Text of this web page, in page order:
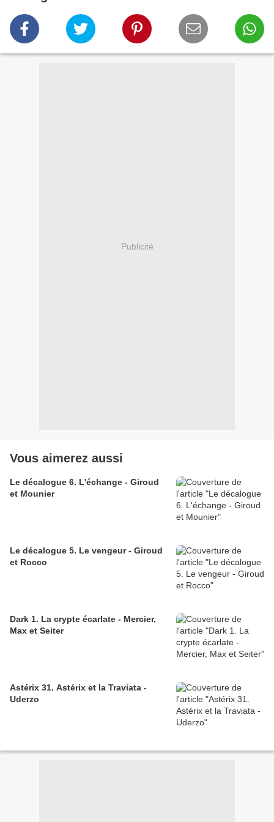
Publicité
Vous aimerez aussi
Le décalogue 6. L'échange - Giroud
et Mounier
Le décalogue 5. Le vengeur - Giroud
et Rocco
Dark 1. La crypte écarlate - Mercier,
Max et Seiter
Astérix 31. Astérix et la Traviata -
Uderzo